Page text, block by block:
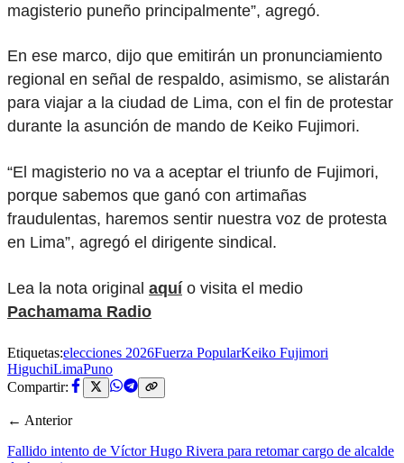
magisterio puneño principalmente”, agregó.
En ese marco, dijo que emitirán un pronunciamiento
regional en señal de respaldo, asimismo, se alistarán
para viajar a la ciudad de Lima, con el fin de protestar
durante la asunción de mando de Keiko Fujimori.
“El magisterio no va a aceptar el triunfo de Fujimori,
porque sabemos que ganó con artimañas
fraudulentas, haremos sentir nuestra voz de protesta
en Lima”, agregó el dirigente sindical.
Lea la nota original aquío visita el medio
Pachamama Radio
Etiquetas:elecciones 2026Fuerza PopularKeiko Fujimori
HiguchiLimaPuno
Compartir:
← Anterior
Fallido intento de Víctor Hugo Rivera para retomar cargo de alcalde